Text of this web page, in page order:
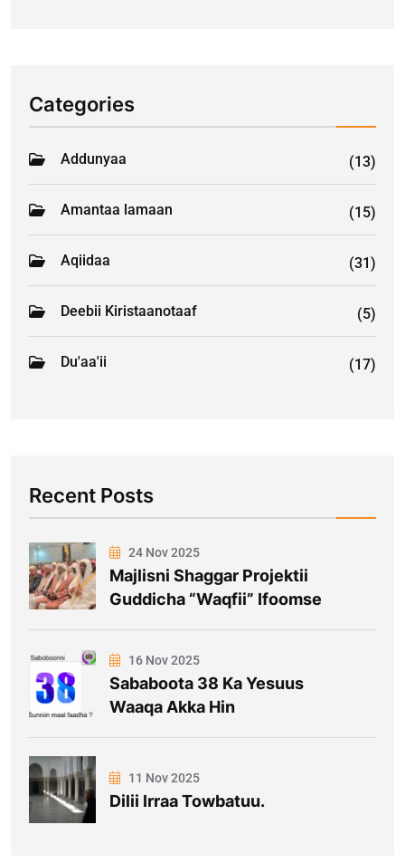
Categories
Addunyaa (13)
Amantaa lamaan (15)
Aqiidaa (31)
Deebii Kiristaanotaaf (5)
Du'aa'ii (17)
Recent Posts
24 Nov 2025
Majlisni Shaggar Projektii
Guddicha “Waqfii” Ifoomse
16 Nov 2025
Sababoota 38 Ka Yesuus
Waaqa Akka Hin
11 Nov 2025
Dilii Irraa Towbatuu.